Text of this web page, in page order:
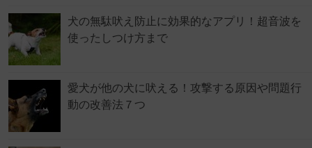
犬の無駄吠え防止に効果的なアプリ！超音波を
使ったしつけ方まで
愛犬が他の犬に吠える！攻撃する原因や問題行
動の改善法７つ